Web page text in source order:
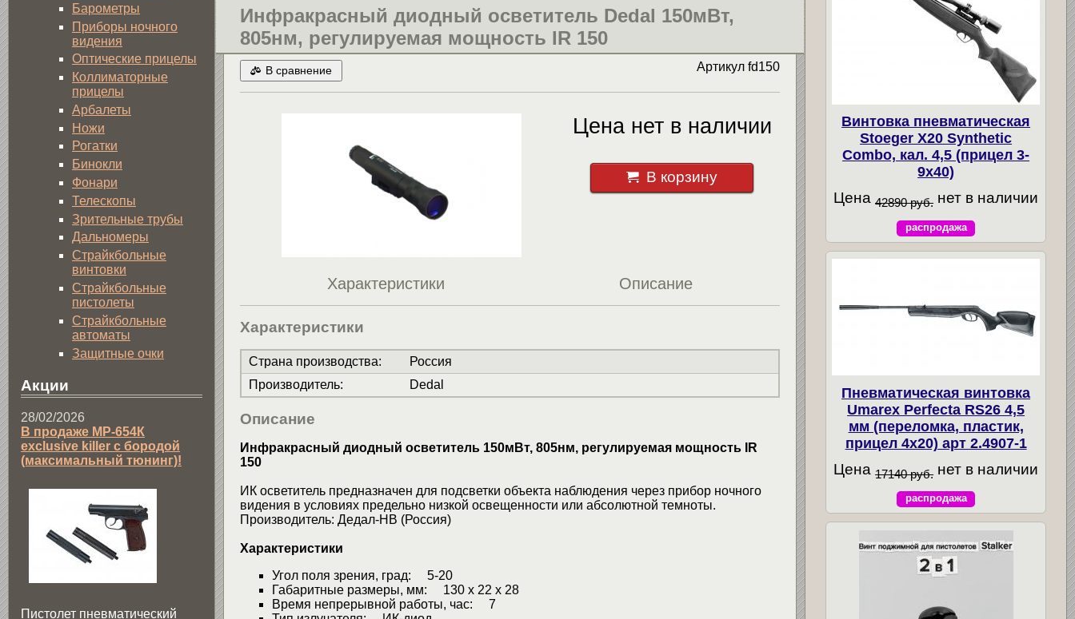
Инфракрасный диодный осветитель Dedal 150мВт,
805нм, регулируемая мощность IR 150
В сравнение Артикулfd150
Цена нет в наличии
В корзину
Характеристики Описание
Характеристики
Страна производства:
Россия
Производитель: Dedal
Описание
Инфракрасный диодный осветитель 150мВт, 805нм, регулируемая мощность IR
150
ИК осветитель предназначен для подсветки объекта наблюдения через прибор ночного
видения в условиях предельно низкой освещенности или абсолютной темноты.
Производитель: Дедал-НВ (Россия)
Характеристики
Угол поля зрения, град: 5-20
Габаритные размеры, мм: 130 х 22 х 28
Время непрерывной работы, час: 7
Барометры
Приборы ночного
видения
Оптические прицелы
Коллиматорные
прицелы
Арбалеты
Ножи
Рогатки
Бинокли
Фонари
Телескопы
Зрительные трубы
Дальномеры
Страйкбольные
винтовки
Страйкбольные
пистолеты
Страйкбольные
автоматы
Защитные очки
Акции
28/02/2026
В продаже МР-654К
exclusive killer с бородой
(максимальный тюнинг)!
Пистолет пневматический
Винтовка пневматическая
Stoeger X20 Synthetic
Combo, кал. 4,5 (прицел 3-
9х40)
Цена 42890 руб. нет в наличии
распродажа
Пневматическая винтовка
Umarex Perfecta RS26 4,5
мм (переломка, пластик,
прицел 4x20) арт 2.4907-1
Цена 17140 руб. нет в наличии
распродажа